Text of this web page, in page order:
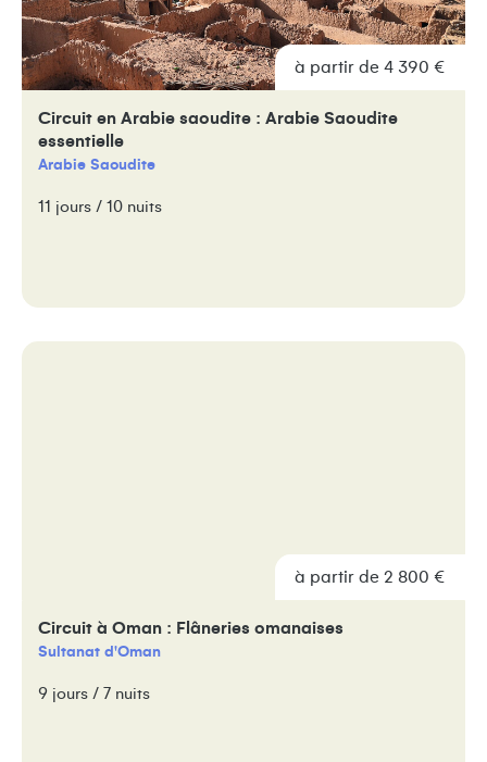
à partir de 4 390 €
Circuit en Arabie saoudite : Arabie Saoudite
essentielle
Arabie Saoudite
11 jours / 10 nuits
à partir de 2 800 €
à partir de 2 800 €
Circuit à Oman : Flâneries omanaises
Sultanat d'Oman
9 jours / 7 nuits